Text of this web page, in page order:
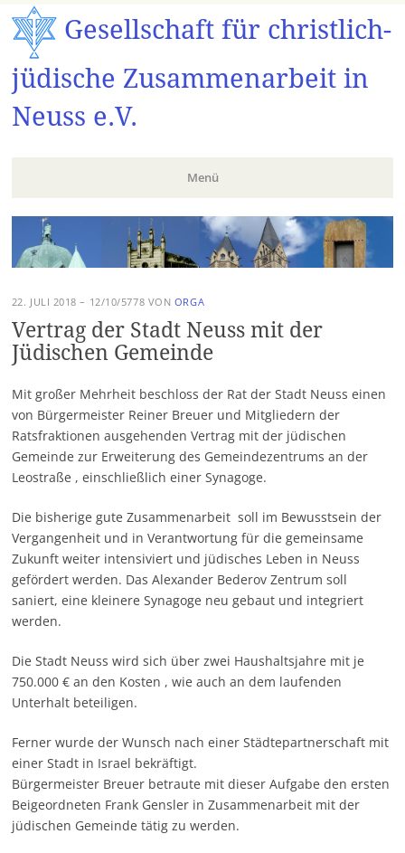
Gesellschaft für christlich-
jüdische Zusammenarbeit in
Neuss e.V.
Menü
Zum
Inhalt
springen
22. JULI 2018 – 12/10/5778 VON ORGA
Vertrag der Stadt Neuss mit der
Jüdischen Gemeinde
Mit großer Mehrheit beschloss der Rat der Stadt Neuss einen
von Bürgermeister Reiner Breuer und Mitgliedern der
Ratsfraktionen ausgehenden Vertrag mit der jüdischen
Gemeinde zur Erweiterung des Gemeindezentrums an der
Leostraße , einschließlich einer Synagoge.
Die bisherige gute Zusammenarbeit soll im Bewusstsein der
Vergangenheit und in Verantwortung für die gemeinsame
Zukunft weiter intensiviert und jüdisches Leben in Neuss
gefördert werden. Das Alexander Bederov Zentrum soll
saniert, eine kleinere Synagoge neu gebaut und integriert
werden.
Die Stadt Neuss wird sich über zwei Haushaltsjahre mit je
750.000 € an den Kosten , wie auch an dem laufenden
Unterhalt beteiligen.
Ferner wurde der Wunsch nach einer Städtepartnerschaft mit
einer Stadt in Israel bekräftigt.
Bürgermeister Breuer betraute mit dieser Aufgabe den ersten
Beigeordneten Frank Gensler in Zusammenarbeit mit der
jüdischen Gemeinde tätig zu werden.